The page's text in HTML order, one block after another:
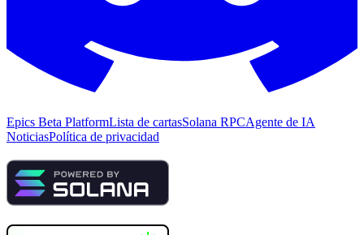
Epics Beta PlatformLista de cartasSolana RPCAgente de IA
NoticiasPolítica de privacidad